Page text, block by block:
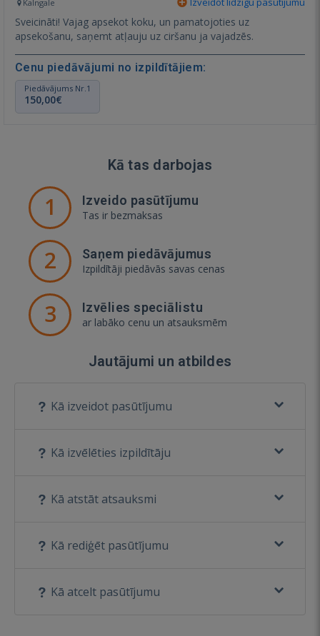
Kalngale
Sveicināti! Vajag apsekot koku, un pamatojoties uz
apsekošanu, saņemt atļauju uz ciršanu ja vajadzēs.
Cenu piedāvājumi no izpildītājiem:
Piedāvājums Nr.1
150,00€
Kā tas darbojas
1 Izveido pasūtījumu
Tas ir bezmaksas
2 Saņem piedāvājumus
Izpildītāji piedāvās savas cenas
3 Izvēlies speciālistu
ar labāko cenu un atsauksmēm
Jautājumi un atbildes
Kā izveidot pasūtījumu
Kā izvēlēties izpildītāju
Kā atstāt atsauksmi
Kā rediģēt pasūtījumu
Kā atcelt pasūtījumu